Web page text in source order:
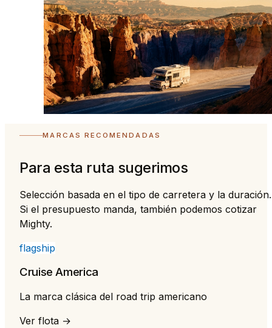
MARCAS RECOMENDADAS
Para esta ruta sugerimos
Selección basada en el tipo de carretera y la duración.
Si el presupuesto manda, también podemos cotizar
Mighty.
flagship
Cruise America
La marca clásica del road trip americano
Ver flota →